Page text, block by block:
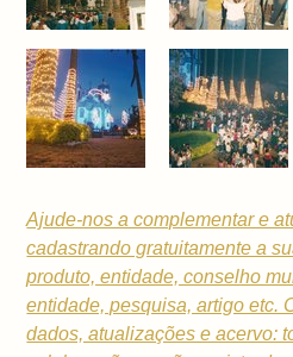
Ajude-nos a complementar e
cadastrando gratuitamente a
produto, entidade, conselho
entidade, pesquisa, artigo etc.
dados, atualizações e acervo: